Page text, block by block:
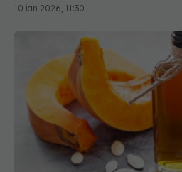
10 ian 2026, 11:30